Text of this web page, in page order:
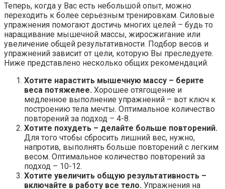
Теперь, когда у Вас есть небольшой опыт, можно
переходить к более серьезным тренировкам. Силовые
упражнения помогают достичь многих целей – будь то
наращивание мышечной массы, жиросжигание или
увеличение общей результативности. Подбор весов и
упражнений зависит от цели, которую Вы преследуете.
Ниже представлено несколько общих рекомендаций.
Хотите нарастить мышечную массу – берите
веса потяжелее. Хорошее отягощение и
медленное выполнение упражнений – вот ключ к
построению тела мечты. Оптимальное количество
повторений за подход – 4-8.
Хотите похудеть – делайте больше повторений.
Для того чтобы сбросить лишний вес, нужно,
напротив, выполнять больше повторений с легким
весом. Оптимальное количество повторений за
подход – 10-12.
Хотите увеличить общую результативность –
включайте в работу все тело. Упражнения на